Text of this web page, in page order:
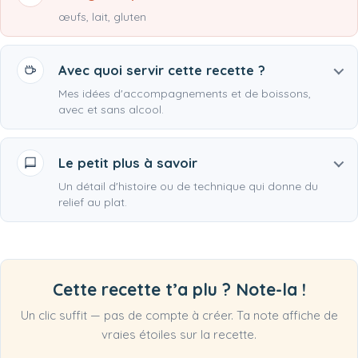
œufs, lait, gluten
Avec quoi servir cette recette ?
Mes idées d'accompagnements et de boissons,
avec et sans alcool.
Le petit plus à savoir
Un détail d'histoire ou de technique qui donne du
relief au plat.
Cette recette t’a plu ? Note-la !
Un clic suffit — pas de compte à créer. Ta note affiche de
vraies étoiles sur la recette.